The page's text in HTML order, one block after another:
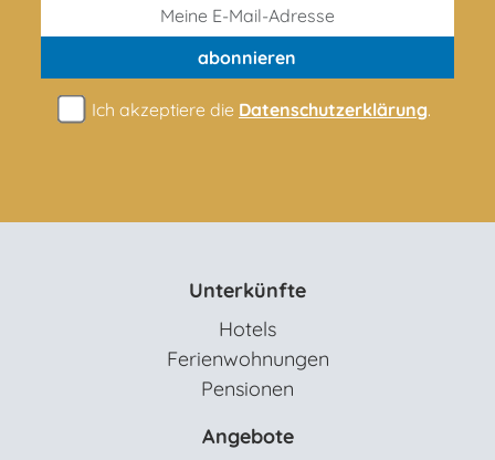
abonnieren
Ich akzeptiere die Datenschutzerklärung.
Unterkünfte
Hotels
Ferienwohnungen
Pensionen
Angebote